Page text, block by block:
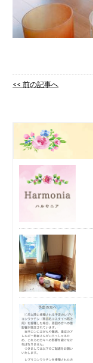
<< 前の記事へ